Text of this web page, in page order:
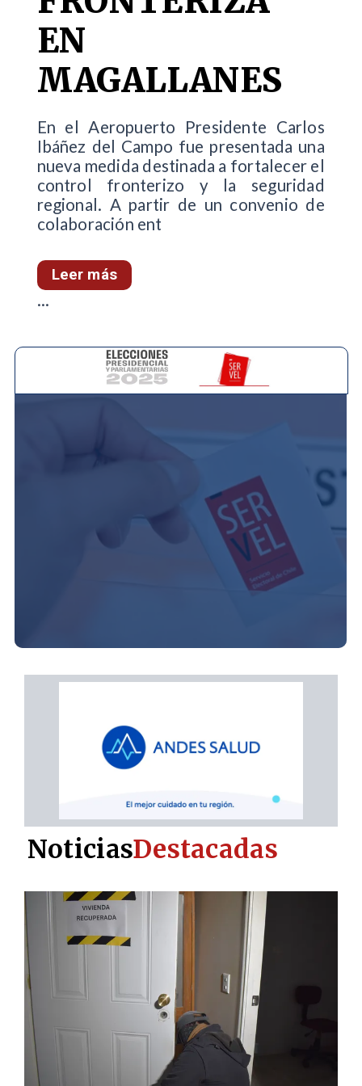
EN
MAGALLANES
En el Aeropuerto Presidente Carlos
Ibáñez del Campo fue presentada una
nueva medida destinada a fortalecer el
control fronterizo y la seguridad
regional. A partir de un convenio de
colaboración ent
Leer más
...
NoticiasDestacadas